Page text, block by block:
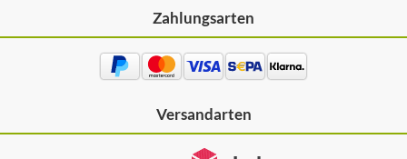
Zahlungsarten
Versandarten